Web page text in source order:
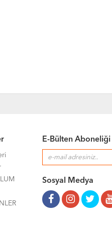
E-Bülten Aboneliği
Sosyal Medya